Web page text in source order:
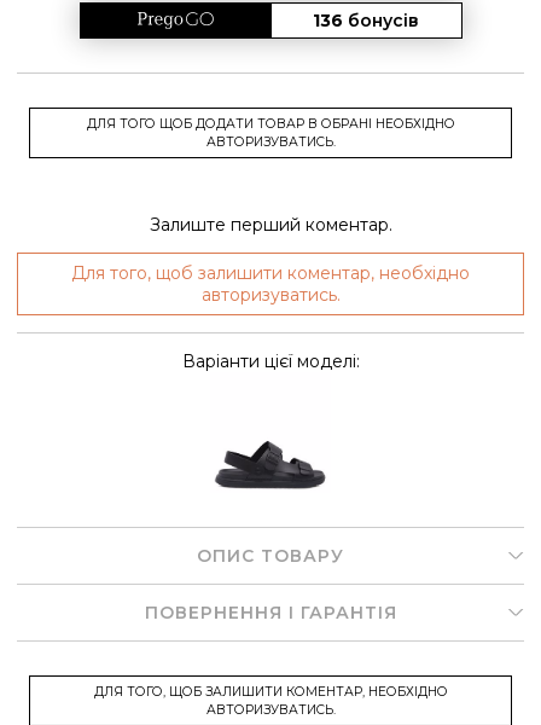
136 бонусів
ДЛЯ ТОГО ЩОБ ДОДАТИ ТОВАР В ОБРАНІ НЕОБХІДНО
АВТОРИЗУВАТИСЬ.
Залиште перший коментар.
Для того, щоб залишити коментар, необхідно
авторизуватись.
Варіанти цієї моделі:
ОПИС ТОВАРУ
ПОВЕРНЕННЯ І ГАРАНТІЯ
ДЛЯ ТОГО, ЩОБ ЗАЛИШИТИ КОМЕНТАР, НЕОБХІДНО
АВТОРИЗУВАТИСЬ.